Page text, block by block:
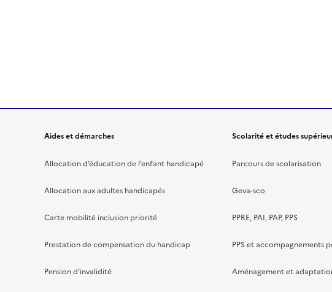
Aides et démarches
Allocation d’éducation de l’enfant handicapé
Allocation aux adultes handicapés
Carte mobilité inclusion priorité
Prestation de compensation du handicap
Pension d'invalidité
Scolarité et études
Parcours de scolarisation
Geva-sco
PPRE, PAI, PAP, PPS
PPS et accompagnements
Aménagement et